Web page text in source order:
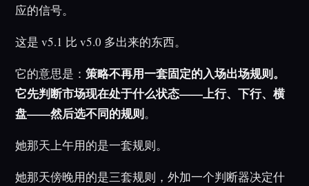
应的信号。
这是 v5.1 比 v5.0 多出来的东西。
它的意思是：策略不再用一套固定的入场出场规则。
它先判断市场现在处于什么状态——上行、下行、横
盘——然后选不同的规则。
她那天上午用的是一套规则。
她那天傍晚用的是三套规则，外加一个判断器决定什